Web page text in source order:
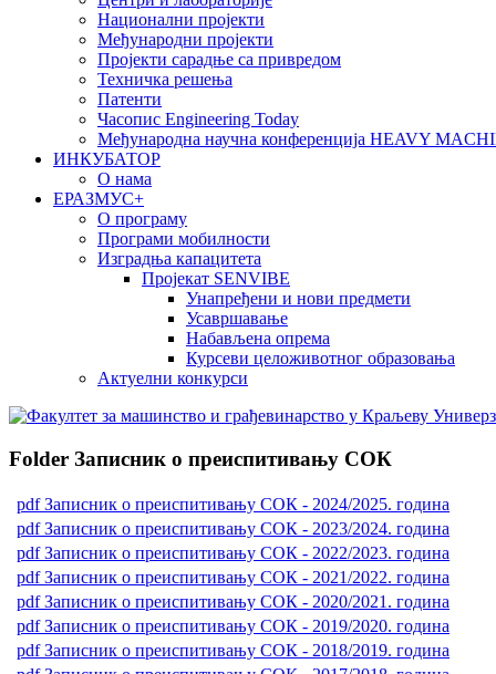
Национални пројекти
Међународни пројекти
Пројекти сарадње са привредом
Техничка решења
Патенти
Часопис Engineering Today
Међународна научна конференција HEAVY
ИНКУБАТОР
О нама
EРАЗМУС+
О програму
Програми мобилности
Изградња капацитета
Пројекат SENVIBE
Унапређени и нови предмети
Усавршавање
Набављена опрема
Курсеви целоживотног образовања
Актуелни конкурси
Folder Записник о преиспитивању СОК
pdf Записник o преиспитивању СОК - 2024/2025. година
pdf Записник o преиспитивању СОК - 2023/2024. година
pdf Записник о преиспитивању СОК - 2022/2023. година
pdf Записник о преиспитивању СОК - 2021/2022. година
pdf Записник о преиспитивању СОК - 2020/2021. година
pdf Записник о преиспитивању СОК - 2019/2020. година
pdf Записник о преиспитивању СОК - 2018/2019. година